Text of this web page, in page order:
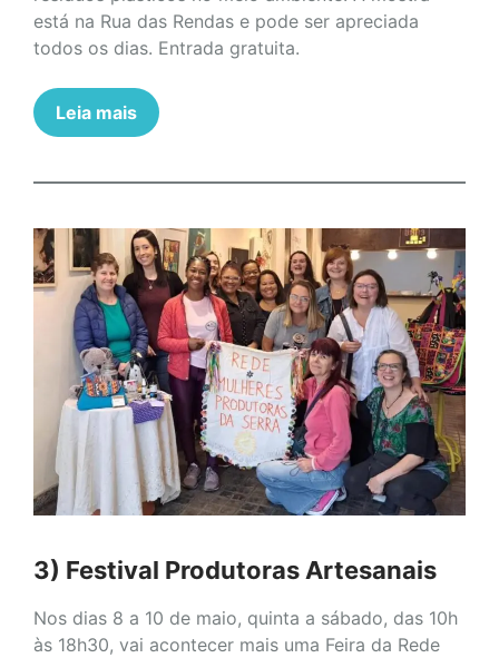
está na Rua das Rendas e pode ser apreciada
todos os dias. Entrada gratuita.
Leia mais
3) Festival Produtoras Artesanais
Nos dias 8 a 10 de maio, quinta a sábado, das 10h
às 18h30, vai acontecer mais uma Feira da Rede